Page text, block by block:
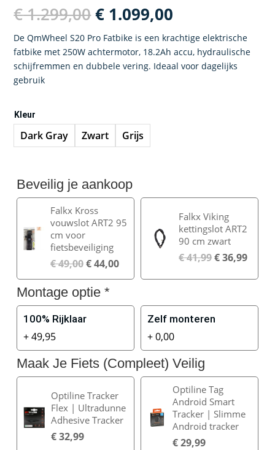
€1.299,00Oorspronkelijke
prijs
was:
€ 1.299,00.
€ 1.099,00
is:
€ 1.099,00.
De QmWheel S20 Pro Fatbike is een krachtige elektrische
fatbike met 250W achtermotor, 18.2Ah accu, hydraulische
schijfremmen en dubbele vering. Ideaal voor dagelijks
gebruik
Kleur
Dark Gray Zwart Grijs
Beveilig je aankoop
Falkx Kross
vouwslot ART2 95
cm voor
fietsbeveiliging
€49,00€44,00
Falkx Viking
kettingslot ART2
90 cm zwart
€41,99€36,99
Montage optie *
100% Rijklaar
+ 49,95
Zelf monteren
+ 0,00
Maak Je Fiets (Compleet) Veilig
Optiline Tracker
Flex | Ultradunne
Adhesive Tracker
€32,99
Optiline Tag
Android Smart
Tracker | Slimme
Android tracker
€29,99